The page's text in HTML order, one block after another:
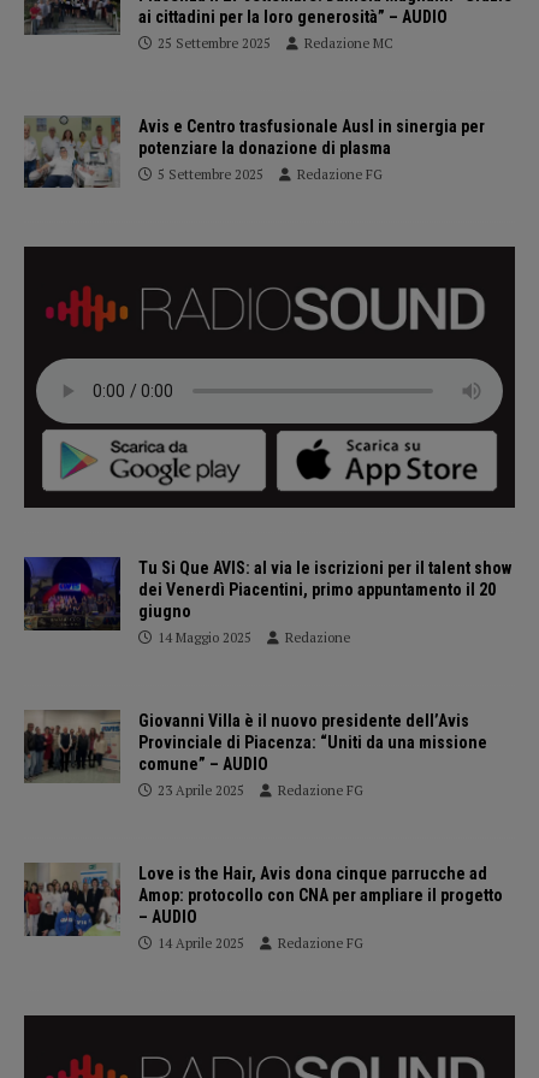
ai cittadini per la loro generosità” – AUDIO
25 Settembre 2025 Redazione MC
Avis e Centro trasfusionale Ausl in sinergia per
potenziare la donazione di plasma
5 Settembre 2025 Redazione FG
Tu Si Que AVIS: al via le iscrizioni per il talent show
dei Venerdì Piacentini, primo appuntamento il 20
giugno
14 Maggio 2025 Redazione
Giovanni Villa è il nuovo presidente dell’Avis
Provinciale di Piacenza: “Uniti da una missione
comune” – AUDIO
23 Aprile 2025 Redazione FG
Love is the Hair, Avis dona cinque parrucche ad
Amop: protocollo con CNA per ampliare il progetto
– AUDIO
14 Aprile 2025 Redazione FG